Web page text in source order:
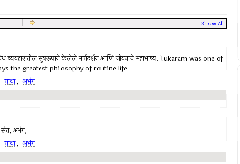
Show All
व्यवहारातील सुत्ररूपाने केलेले मार्गदर्शन आणि जीवनाचे महाभाष्य. Tukaram was one of
the greatest philosophy of routine life.
गाथा, अभंग
संत, अभंग,
गाथा, अभंग